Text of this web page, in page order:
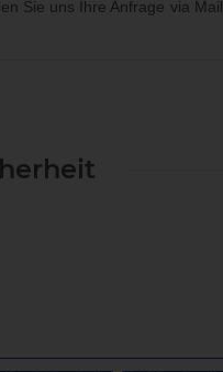
Sie uns Ihre Anfrage via Mail